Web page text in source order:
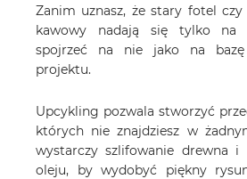
Zanim uznasz, że stary fotel
kawowy nadają się tylko na
spojrzeć na nie jako na
projektu.
Upcykling pozwala stworzyć
których nie znajdziesz w
wystarczy szlifowanie drewna i
oleju, by wydobyć piękny